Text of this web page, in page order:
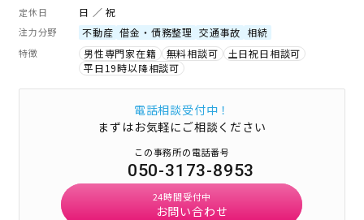
定休日 日 ／ 祝
注力分野 不動産 借金・債務整理 交通事故 相続
特徴 男性専門家在籍 無料相談可
土日祝日相談可
平日19時以降相談可
電話相談受付中！
まずはお気軽にご相談ください
この事務所の電話番号
050-3173-8953
24時間受付中
お問い合わせ